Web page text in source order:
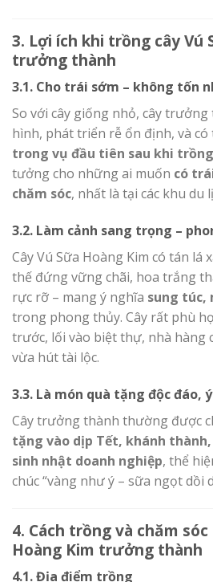
3. Lợi ích khi trồng cây Vú
trưởng thành
3.1. Cho trái sớm – không tốn
So với cây giống nhỏ, cây
hình, phát triển rễ ổn định, và có
trong vụ đầu tiên sau khi trồng
tưởng cho những ai muốn có
chăm sóc, nhất là tại các khu
3.2. Làm cảnh sang trọng –
Cây Vú Sữa Hoàng Kim có tán lá
thế đứng vững chãi, hoa trắng
rực rỡ – mang ý nghĩa sung túc,
trong phong thủy. Cây rất phù
trước, lối vào biệt thự, nhà hàng
vừa hút tài lộc.
3.3. Là món quà tặng độc đáo,
Cây trưởng thành thường được
tặng vào dịp Tết, khánh
sinh nhật doanh nghiệp, thể
chúc “vàng như ý – sữa ngọt dồi
4. Cách trồng và chăm sóc
Hoàng Kim trưởng thành
4.1. Địa điểm trồng